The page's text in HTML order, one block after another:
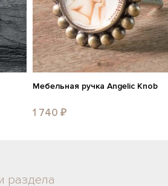
Мебельная ручка Angelic Knob
1 740 ₽
раздела